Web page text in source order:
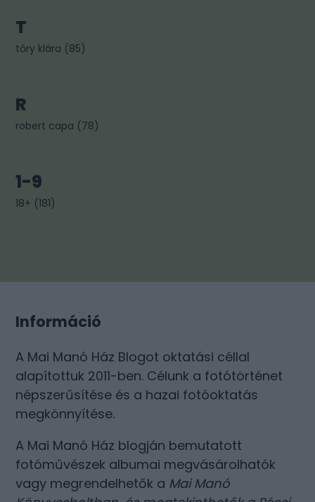
T
tőry klára (85)
R
robert capa (78)
1-9
18+ (181)
Információ
A Mai Manó Ház Blogot oktatási céllal
alapítottuk 2011-ben. Célunk a fotótörténet
népszerűsítése és a hazai fotóoktatás
megkönnyítése.
A Mai Manó Ház blogján bemutatott
fotóművészek albumai megvásárolhatók
vagy megrendelhetők a Mai Manó